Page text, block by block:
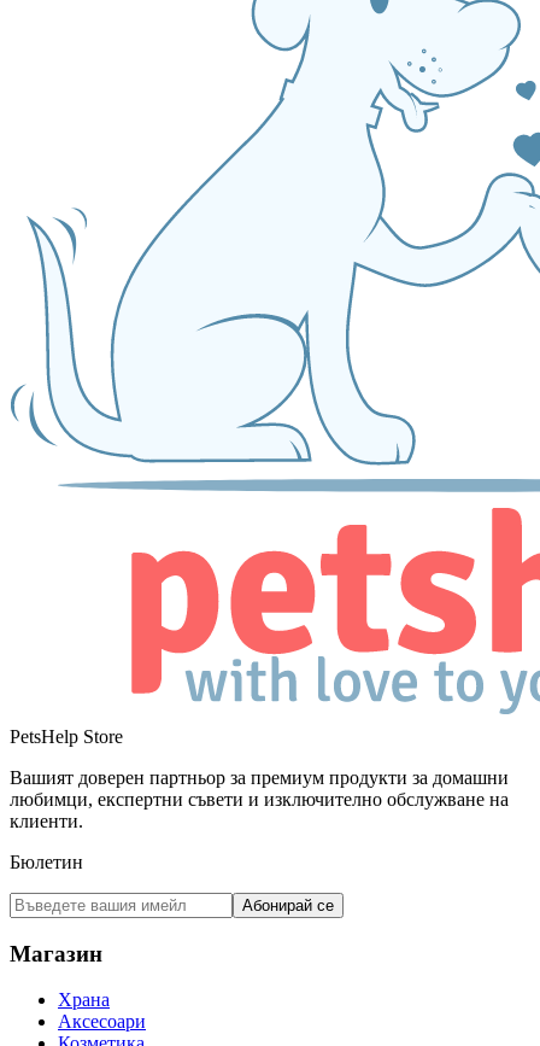
PetsHelp Store
Вашият доверен партньор за премиум продукти за домашни
любимци, експертни съвети и изключително обслужване на
клиенти.
Бюлетин
Абонирай се
Магазин
Храна
Аксесоари